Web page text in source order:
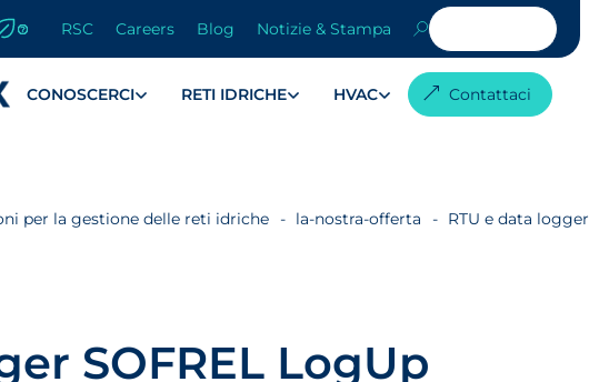
CONOSCERCI RETI IDRICHE HVAC
RSC Careers Blog Notizie & Stampa
Contattaci
per la gestione delle reti idriche la-nostra-offerta RTU e data logger
SOFREL LogUp